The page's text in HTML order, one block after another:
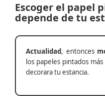
Escoger el papel
depende de tu
Actualidad, entonces
los papeles pintados
decorara tu estancia.